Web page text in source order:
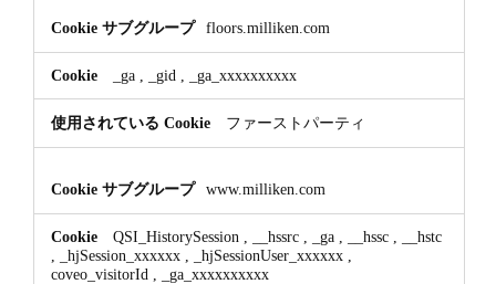
floors.milliken.com
_ga _gid _ga_xxxxxxxxxx
ファーストパーティ
www.milliken.com
QSI_HistorySession __hssrc _ga __hssc
__hstc
_hjSession_xxxxxx _hjSessionUser_xxxxxx
coveo_visitorId
_ga_xxxxxxxxxx